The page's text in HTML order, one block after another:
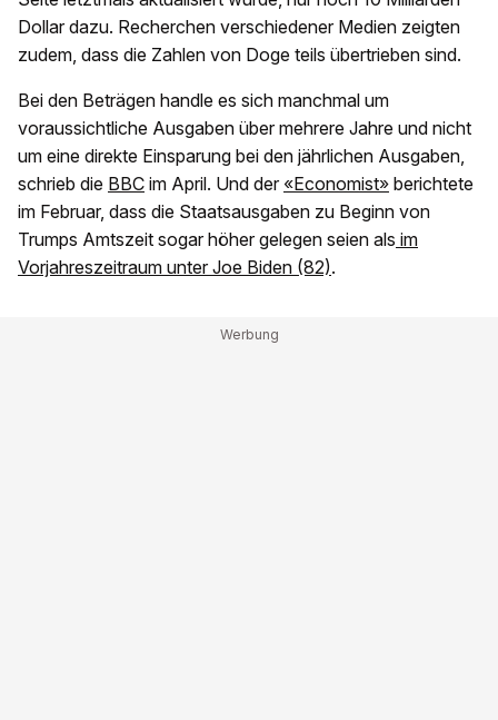
Dollar dazu. Recherchen verschiedener Medien zeigten
zudem, dass die Zahlen von Doge teils übertrieben sind.
Bei den Beträgen handle es sich manchmal um
voraussichtliche Ausgaben über mehrere Jahre und nicht
um eine direkte Einsparung bei den jährlichen Ausgaben,
schrieb die BBC im April. Und der «Economist» berichtete
im Februar, dass die Staatsausgaben zu Beginn von
Trumps Amtszeit sogar höher gelegen seien als im
Vorjahreszeitraum unter Joe Biden (82).